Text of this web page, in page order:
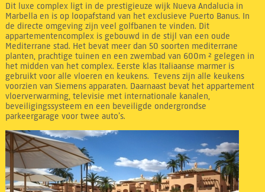
Dit luxe complex ligt in de prestigieuze wijk Nueva Andalucia in
Marbella en is op loopafstand van het exclusieve Puerto Banus. In
de directe omgeving zijn veel golfbanen te vinden. Dit
appartementencomplex is gebouwd in de stijl van een oude
Mediterrane stad. Het bevat meer dan 50 soorten mediterrane
planten, prachtige tuinen en een zwembad van 600m ² gelegen in
het midden van het complex. Eerste klas Italiaanse marmer is
gebruikt voor alle vloeren en keukens. Tevens zijn alle keukens
voorzien van Siemens apparaten. Daarnaast bevat het appartement
vloerverwarming, televisie met internationale kanalen,
beveiligingssysteem en een beveiligde ondergrondse
parkeergarage voor twee auto’s.